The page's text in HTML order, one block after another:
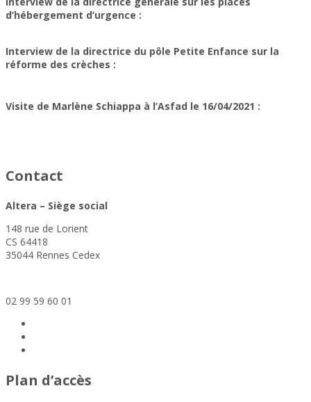
d’hébergement d’urgence :
Interview de la directrice du pôle Petite Enfance sur la
réforme des crèches :
Visite de Marlène Schiappa à l’Asfad le 16/04/2021 :
Contact
Altera – Siège social
148 rue de Lorient
CS 64418
35044 Rennes Cedex
02 99 59 60 01
Plan d’accès